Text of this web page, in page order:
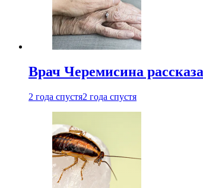
Врач Черемисина
2 года спустя2 года спустя